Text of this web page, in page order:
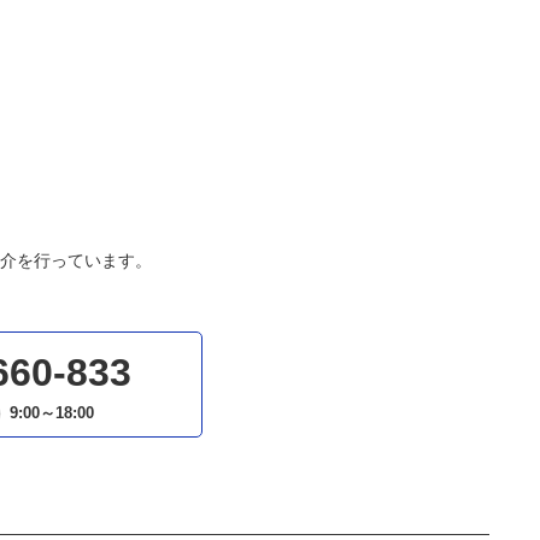
を行っています。
833
9:00～18:00